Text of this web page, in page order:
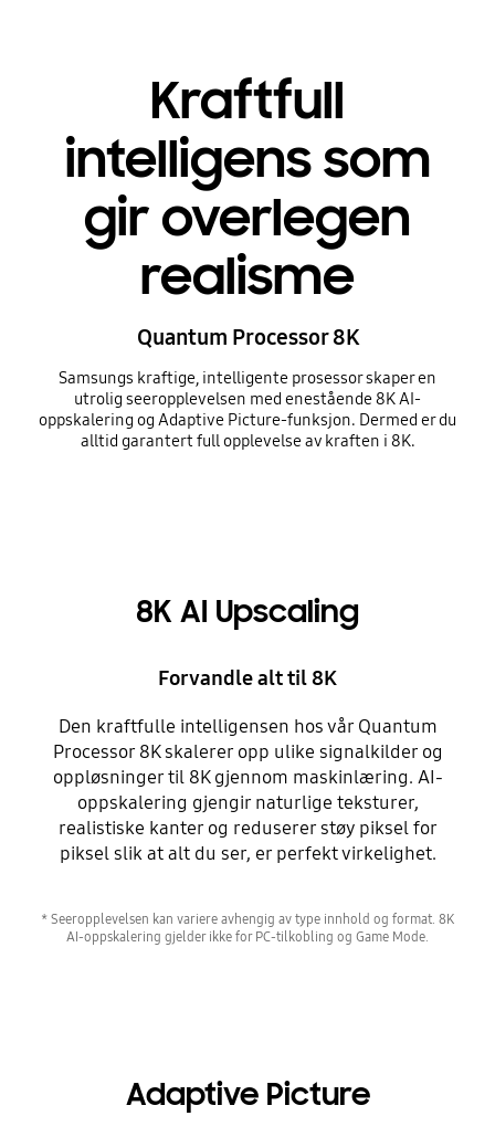
Kraftfull
intelligens som
gir overlegen
realisme
Quantum Processor 8K
Samsungs kraftige, intelligente prosessor skaper en
utrolig seeropplevelsen med enestående 8K AI-
oppskalering og Adaptive Picture-funksjon. Dermed er du
alltid garantert full opplevelse av kraften i 8K.
8K AI Upscaling
Forvandle alt til 8K
Den kraftfulle intelligensen hos vår Quantum
Processor 8K skalerer opp ulike signalkilder og
oppløsninger til 8K gjennom maskinlæring. AI-
oppskalering gjengir naturlige teksturer,
realistiske kanter og reduserer støy piksel for
piksel slik at alt du ser, er perfekt virkelighet.
* Seeropplevelsen kan variere avhengig av type innhold og format. 8K
AI-oppskalering gjelder ikke for PC-tilkobling og Game Mode.
Adaptive Picture